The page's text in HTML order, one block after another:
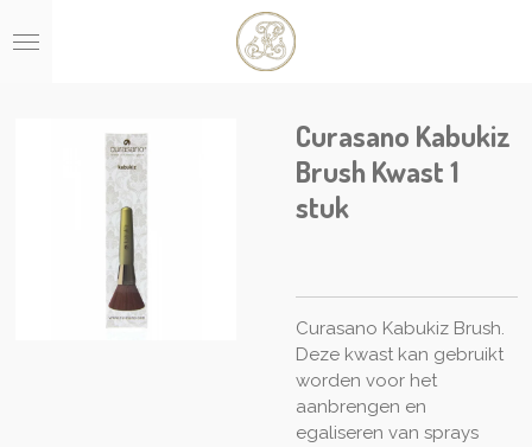
direct
Curasano Kabukiz
Brush Kwast 1
stuk
Curasano Kabukiz Brush.
Deze kwast kan gebruikt
worden voor het
aanbrengen en
egaliseren van sprays